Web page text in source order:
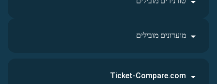
מועדונים מובילים
Ticket-Compare.com